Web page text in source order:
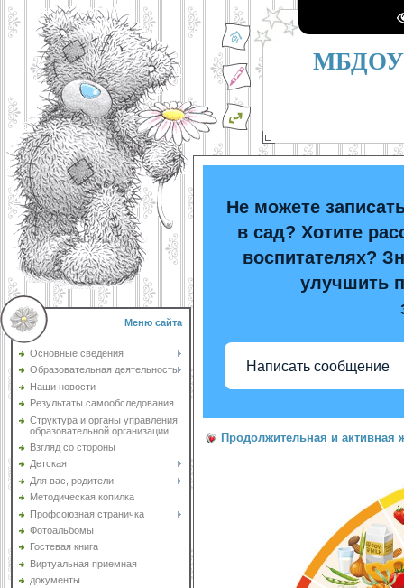
Меню сайта
Основные сведения
Образовательная деятельность
Наши новости
Результаты самообследования
Структура и органы управления
образовательной организации
Взгляд со стороны
Детская
Для вас, родители!
Методическая копилка
Профсоюзная страничка
Фотоальбомы
Гостевая книга
Виртуальная приемная
документы
МБДОУ
Не можете
в сад? Хотите
воспитателях?
улучшить
Написать сообщение
Продолжительная и активная